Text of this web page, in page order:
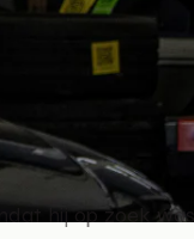
hij op zoek